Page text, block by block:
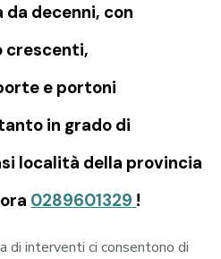
da decenni, con
crescenti,
e portoni
in grado di
località della provincia
0289601329 !
di interventi ci consentono di